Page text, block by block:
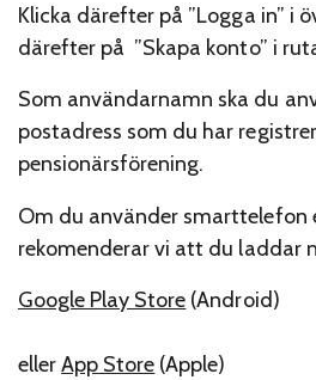
Klicka därefter på ”Logga in” i
därefter på ”Skapa konto” i
Som användarnamn ska du
postadress som du har
pensionärsförening.
Om du använder smarttelefon
rekomenderar vi att du laddar
Google Play Store (Android)
ellerApp Store (Apple)